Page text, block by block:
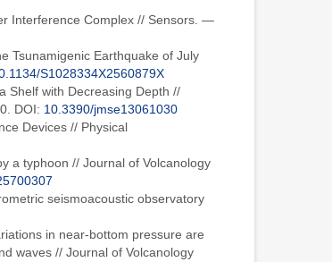
Interference Complex // Sensors. —
Tsunamigenic Earthquake of July
S1028334X2560879X
Shelf with Decreasing Depth //
DOI: 10.3390/jmse13061030
Devices // Physical
a typhoon // Journal of Volcanology
seismoacoustic observatory
in near-bottom pressure are
waves // Journal of Volcanology